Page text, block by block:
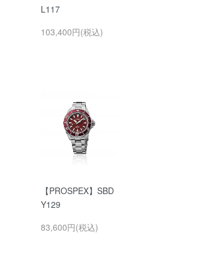
L117
103,400円(税込)
【PROSPEX】SBD
Y129
83,600円(税込)